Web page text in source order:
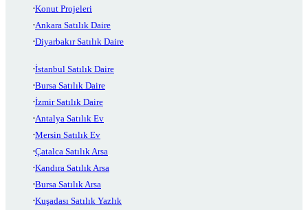
Konut Projeleri
Ankara Satılık Daire
Diyarbakır Satılık Daire
İstanbul Satılık Daire
Bursa Satılık Daire
İzmir Satılık Daire
Antalya Satılık Ev
Mersin Satılık Ev
Çatalca Satılık Arsa
Kandıra Satılık Arsa
Bursa Satılık Arsa
Kuşadası Satılık Yazlık